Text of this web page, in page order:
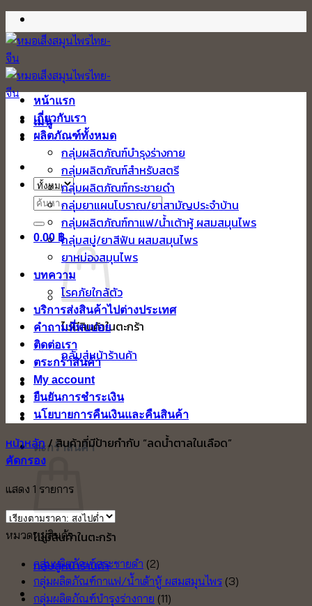
ข้าม
ไป
ยัง
เนื้อหา
เมนู
ค้นหา:
0.00 ฿
ไม่มีสินค้าในตะกร้า
กลับสู่หน้าร้านค้า
ตะกร้าสินค้า
ไม่มีสินค้าในตะกร้า
กลับสู่หน้าร้านค้า
หน้าแรก
เกี่ยวกับเรา
ผลิตภัณฑ์ทั้งหมด
กลุ่มผลิตภัณฑ์บำรุงร่างกาย
กลุ่มผลิตภัณฑ์สำหรับสตรี
กลุ่มผลิตภัณฑ์กระชายดำ
กลุ่มยาแผนโบราณ/ยาสามัญประจำบ้าน
กลุ่มผลิตภัณฑ์กาแฟ/น้ำเต้าหู้ ผสมสมุนไพร
กลุ่มสบู่/ยาสีฟัน ผสมสมุนไพร
ยาหม่องสมุนไพร
บทความ
โรคภัยใกล้ตัว
บริการส่งสินค้าไปต่างประเทศ
คำถามที่พบบ่อย
ติดต่อเรา
ตระกร้าสินค้า
My account
ยืนยันการชำระเงิน
นโยบายการคืนเงินและคืนสินค้า
หน้าหลัก/สินค้าที่มีป้ายกำกับ “ลดน้ำตาลในเลือด”
คัดกรอง
แสดง 1 รายการ
หมวดหมู่สินค้า
กลุ่มผลิตภัณฑ์กระชายดำ (2)
กลุ่มผลิตภัณฑ์กาแฟ/น้ำเต้าหู้ ผสมสมุนไพร (3)
กลุ่มผลิตภัณฑ์บำรุงร่างกาย (11)